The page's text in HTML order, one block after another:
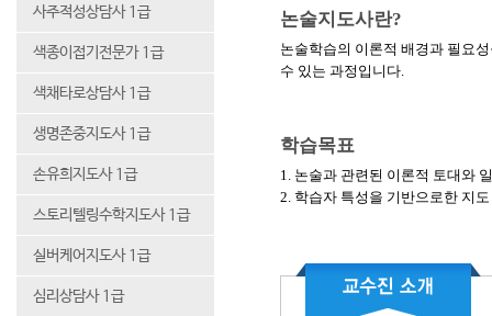
사주적성상담사 1급
색종이접기전문가 1급
색채타로상담사 1급
생명존중지도사 1급
손유희지도사 1급
스토리텔링수학지도사 1급
실버케어지도사 1급
심리상담사 1급
논술지도사란?
논술학습의 이론적 배경과 필요
수 있는 과정입니다.
학습목표
1. 논술과 관련된 이론적 토대와
2. 학습자 특성을 기반으로한 지